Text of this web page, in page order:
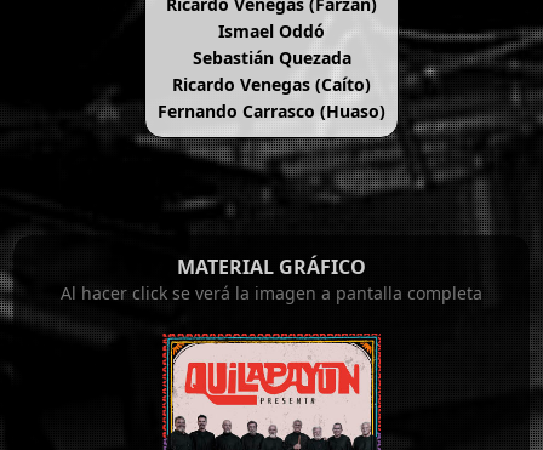
Ismael Oddó
Sebastián Quezada
Ricardo Venegas (Caíto)
Fernando Carrasco (Huaso)
MATERIAL GRÁFICO
Al hacer click se verá la imagen a pantalla completa